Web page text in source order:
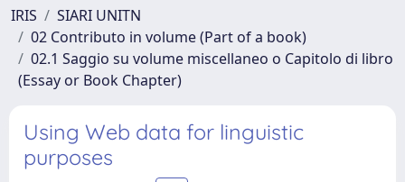
IRIS
SIARI UNITN
02 Contributo in volume (Part of a book)
02.1 Saggio su volume miscellaneo o Capitolo di libro
(Essay or Book Chapter)
Using Web data for linguistic
purposes